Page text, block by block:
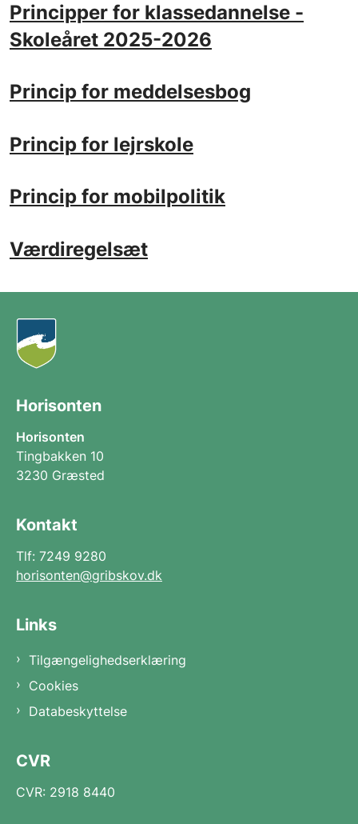
Principper for klassedannelse -
Skoleåret 2025-2026
Princip for meddelsesbog
Princip for lejrskole
Princip for mobilpolitik
Værdiregelsæt
Horisonten
Horisonten
Tingbakken 10
3230 Græsted
Kontakt
Tlf: 7249 9280
horisonten@gribskov.dk
Links
Tilgængelighedserklæring
Cookies
Databeskyttelse
CVR
CVR: 2918 8440